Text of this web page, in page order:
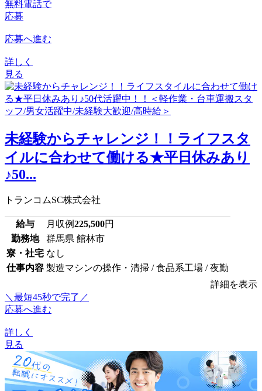
無料電話で
応募
応募へ進む
詳しく
見る
未経験からチャレンジ！！ライフスタ
イルに合わせて働ける★平日休みあり
♪50...
トランコムSC株式会社
給与 月収例225,500円
勤務地
群馬県 館林市
寮・社宅 なし
仕事内容 製造マシンの操作・清掃 / 食品系工場 / 夜勤
詳細を表示
＼最短45秒で完了／
応募へ進む
詳しく
見る